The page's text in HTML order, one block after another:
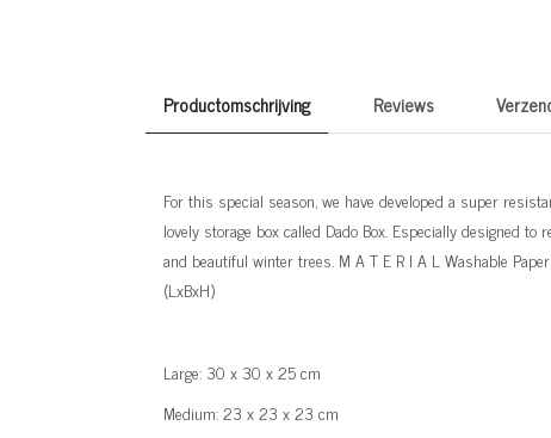
Productomschrijving Reviews
For this special season, we have developed a super
lovely storage box called Dado Box. Especially designed
and beautiful winter trees. M A T E R I A L Washable
(LxBxH)
Large: 30 x 30 x 25 cm
Medium: 23 x 23 x 23 cm